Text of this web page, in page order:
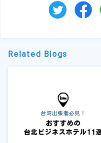
Related Blogs